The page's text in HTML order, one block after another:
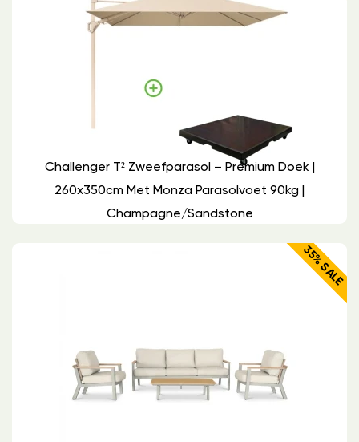
Challenger T² Zweefparasol – Premium Doek |
260x350cm Met Monza Parasolvoet 90kg |
Champagne/Sandstone
35% SALE